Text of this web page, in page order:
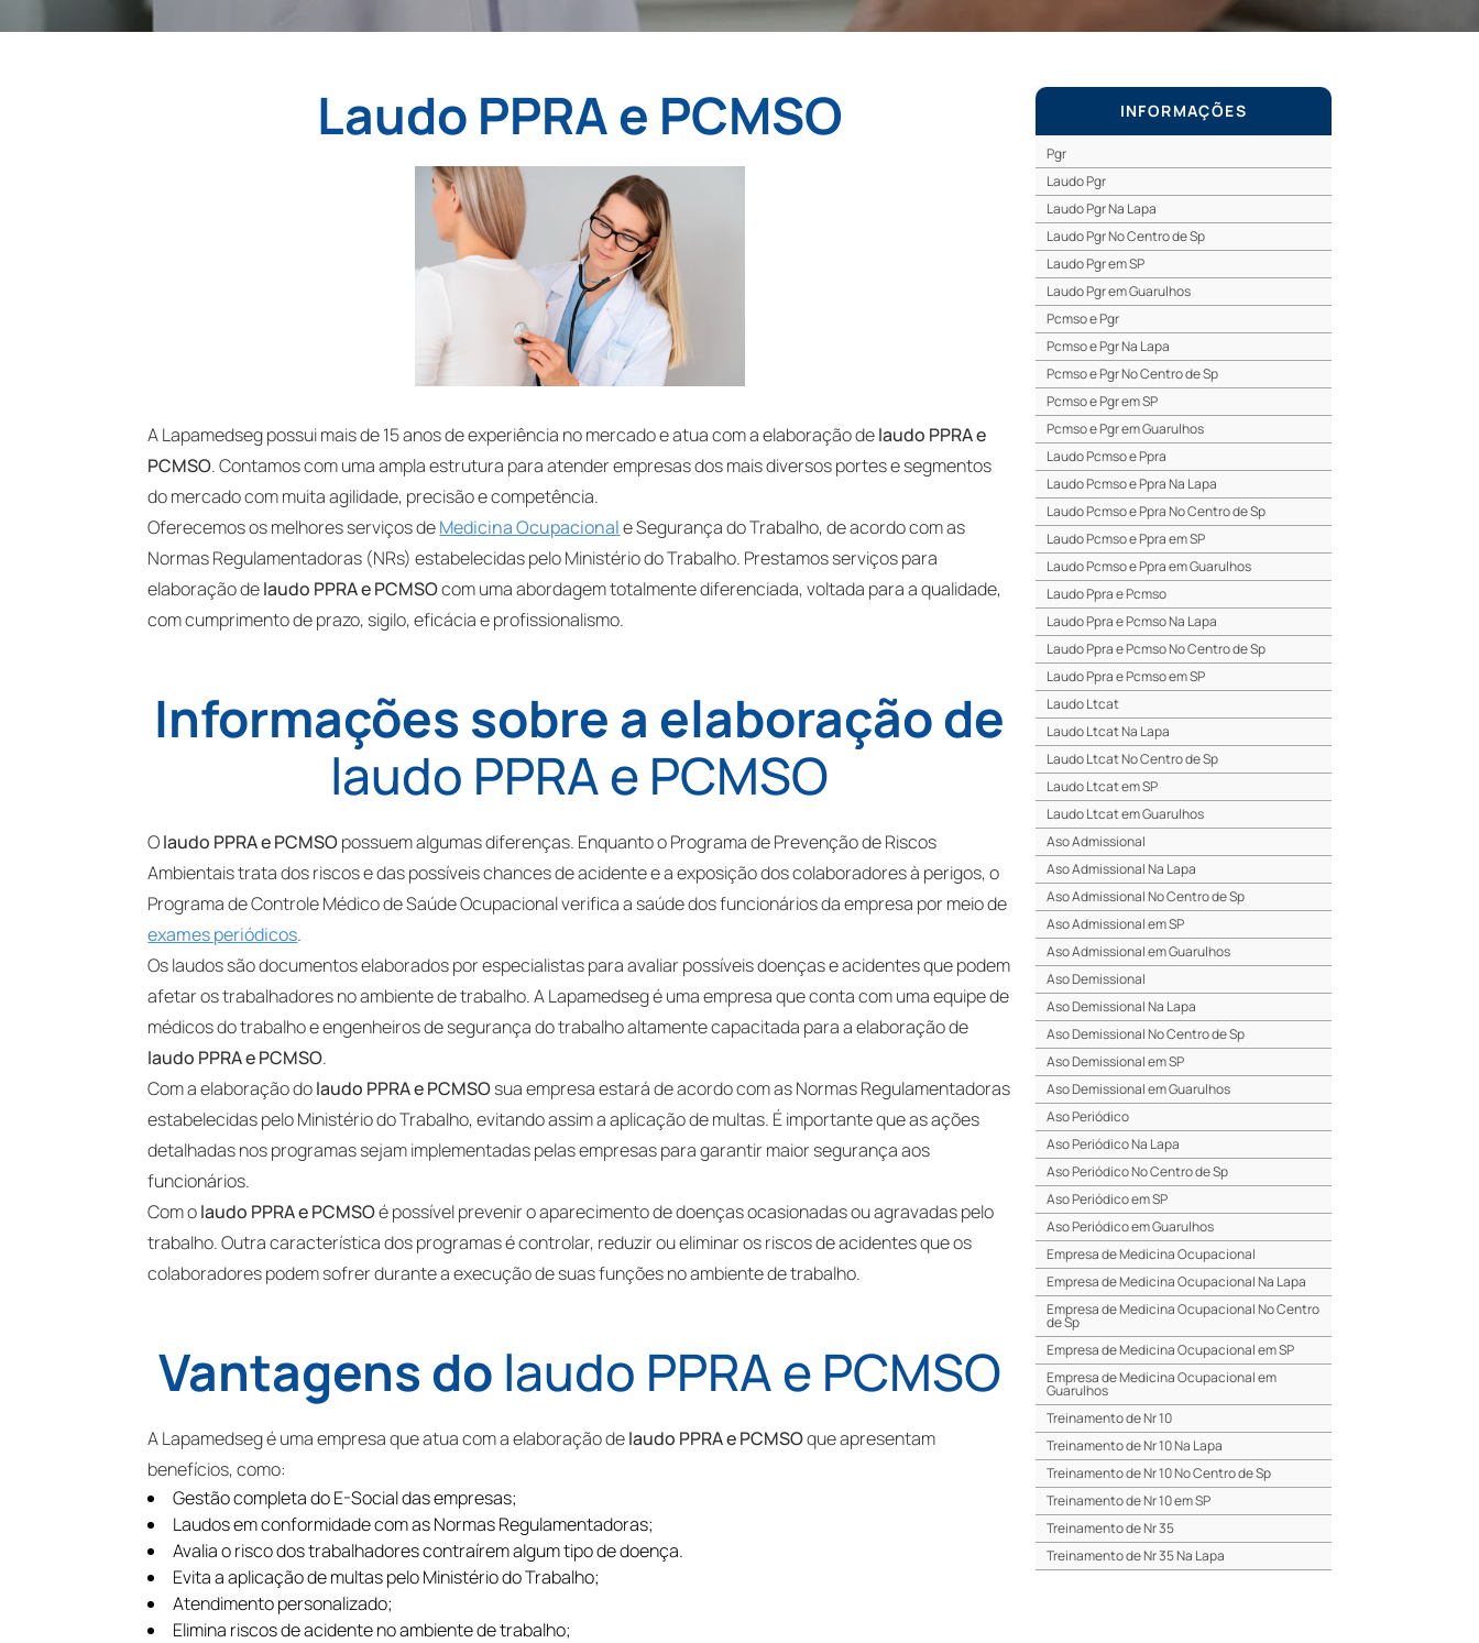
Laudo PPRA e PCMSO
A Lapamedseg possui mais de 15 anos de experiência no mercado e atua com a elaboração delaudo PPRA e
PCMSO. Contamos com uma ampla estrutura para atender empresas dos mais diversos portes e segmentos
do mercado com muita agilidade, precisão e competência.
Oferecemos os melhores serviços deMedicina Ocupacionale Segurança do Trabalho, de acordo com as
Normas Regulamentadoras (NRs) estabelecidas pelo Ministério do Trabalho. Prestamos serviços para
elaboração delaudo PPRA e PCMSOcom uma abordagem totalmente diferenciada, voltada para a qualidade,
com cumprimento de prazo, sigilo, eficácia e profissionalismo.
Informações sobre a elaboração de
laudo PPRA e PCMSO
Olaudo PPRA e PCMSOpossuem algumas diferenças. Enquanto o Programa de Prevenção de Riscos
Ambientais trata dos riscos e das possíveis chances de acidente e a exposição dos colaboradores à perigos, o
Programa de Controle Médico de Saúde Ocupacional verifica a saúde dos funcionários da empresa por meio de
exames periódicos.
Os laudos são documentos elaborados por especialistas para avaliar possíveis doenças e acidentes que podem
afetar os trabalhadores no ambiente de trabalho. A Lapamedseg é uma empresa que conta com uma equipe de
médicos do trabalho e engenheiros de segurança do trabalho altamente capacitada para a elaboração de
laudo PPRA e PCMSO.
Com a elaboração dolaudo PPRA e PCMSOsua empresa estará de acordo com as Normas Regulamentadoras
estabelecidas pelo Ministério do Trabalho, evitando assim a aplicação de multas. É importante que as ações
detalhadas nos programas sejam implementadas pelas empresas para garantir maior segurança aos
funcionários.
Com olaudo PPRA e PCMSOé possível prevenir o aparecimento de doenças ocasionadas ou agravadas pelo
trabalho. Outra característica dos programas é controlar, reduzir ou eliminar os riscos de acidentes que os
colaboradores podem sofrer durante a execução de suas funções no ambiente de trabalho.
Vantagens do laudo PPRA e PCMSO
A Lapamedseg é uma empresa que atua com a elaboração delaudo PPRA e PCMSOque apresentam
benefícios, como:
Gestão completa do E-Social das empresas;
Laudos em conformidade com as Normas Regulamentadoras;
Avalia o risco dos trabalhadores contraírem algum tipo de doença.
Evita a aplicação de multas pelo Ministério do Trabalho;
Atendimento personalizado;
Elimina riscos de acidente no ambiente de trabalho;
INFORMAÇÕES
Pgr
Laudo Pgr
Laudo Pgr Na Lapa
Laudo Pgr No Centro de Sp
Laudo Pgr em SP
Laudo Pgr em Guarulhos
Pcmso e Pgr
Pcmso e Pgr Na Lapa
Pcmso e Pgr No Centro de Sp
Pcmso e Pgr em SP
Pcmso e Pgr em Guarulhos
Laudo Pcmso e Ppra
Laudo Pcmso e Ppra Na Lapa
Laudo Pcmso e Ppra No Centro de Sp
Laudo Pcmso e Ppra em SP
Laudo Pcmso e Ppra em Guarulhos
Laudo Ppra e Pcmso
Laudo Ppra e Pcmso Na Lapa
Laudo Ppra e Pcmso No Centro de Sp
Laudo Ppra e Pcmso em SP
Laudo Ltcat
Laudo Ltcat Na Lapa
Laudo Ltcat No Centro de Sp
Laudo Ltcat em SP
Laudo Ltcat em Guarulhos
Aso Admissional
Aso Admissional Na Lapa
Aso Admissional No Centro de Sp
Aso Admissional em SP
Aso Admissional em Guarulhos
Aso Demissional
Aso Demissional Na Lapa
Aso Demissional No Centro de Sp
Aso Demissional em SP
Aso Demissional em Guarulhos
Aso Periódico
Aso Periódico Na Lapa
Aso Periódico No Centro de Sp
Aso Periódico em SP
Aso Periódico em Guarulhos
Empresa de Medicina Ocupacional
Empresa de Medicina Ocupacional Na Lapa
Empresa de Medicina Ocupacional No Centro
de Sp
Empresa de Medicina Ocupacional em SP
Empresa de Medicina Ocupacional em
Guarulhos
Treinamento de Nr 10
Treinamento de Nr 10 Na Lapa
Treinamento de Nr 10 No Centro de Sp
Treinamento de Nr 10 em SP
Treinamento de Nr 35
Treinamento de Nr 35 Na Lapa